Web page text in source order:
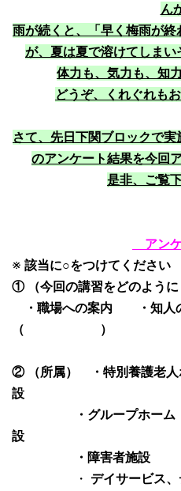
ん
雨が続くと、「早く梅雨が
が、夏は夏で溶けてしまい
体力も、気力も、知
どうぞ、くれぐれも
さて、先日下関ブロックで
のアンケート結果を今回
是非、ご覧
アン
※ 該当に○をつけてください
①
（今回の講習をどのよう
・職場への案内 ・知
（ ）
②
（所属） ・特別養護
設
・グループホー
設
・障害者施設
・ デイサービス